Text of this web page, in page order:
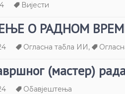
Вијести
О РАДНОМ
Огласна табла ИИ,
(мастер)
Обавјештења